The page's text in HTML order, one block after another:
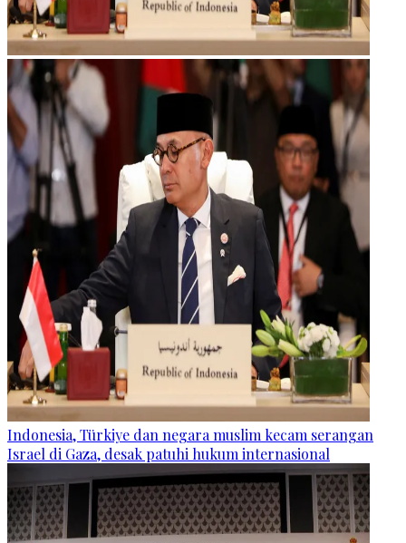
Indonesia, Türkiye dan negara muslim kecam serangan
Israel di Gaza, desak patuhi hukum internasional